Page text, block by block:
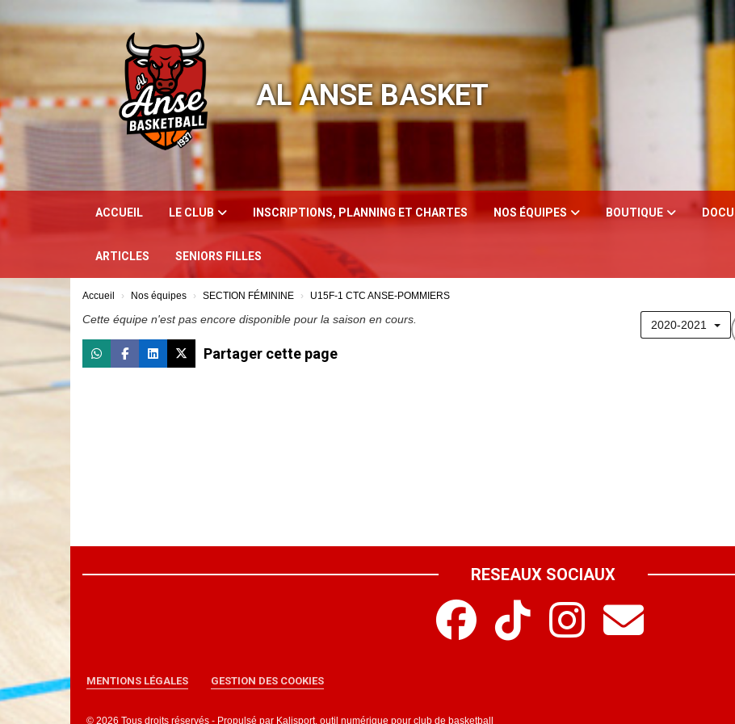
AL ANSE BASKET
ACCUEIL LE CLUB INSCRIPTIONS, PLANNING ET CHARTES NOS ÉQUIPES BOUTIQUE
ARTICLES SENIORS FILLES
Accueil Nos équipes SECTION FÉMININE U15F-1 CTC ANSE-POMMIERS
2020-2021
Cette équipe n'est pas encore disponible pour la saison en cours.
Partager cette page
RESEAUX SOCIAUX
MENTIONS LÉGALES GESTION DES COOKIES
© 2026 Tous droits réservés - Propulsé par Kalisport, outil numérique pour club de basketball